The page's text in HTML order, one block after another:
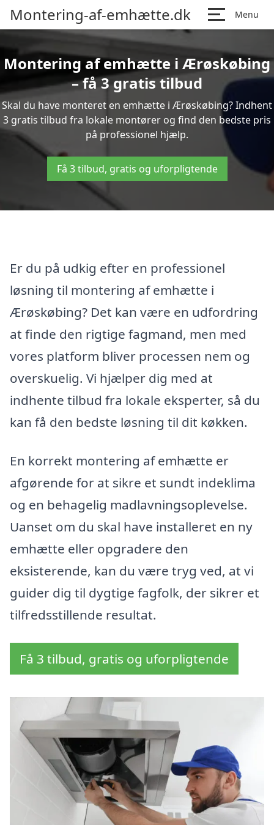
Montering-af-emhætte.dk Menu
Montering af emhætte i Ærøskøbing
– få 3 gratis tilbud
Skal du have monteret en emhætte i Ærøskøbing? Indhent
3 gratis tilbud fra lokale montører og find den bedste pris
på professionel hjælp.
Få 3 tilbud, gratis og uforpligtende
Er du på udkig efter en professionel
løsning til montering af emhætte i
Ærøskøbing? Det kan være en udfordring
at finde den rigtige fagmand, men med
vores platform bliver processen nem og
overskuelig. Vi hjælper dig med at
indhente tilbud fra lokale eksperter, så du
kan få den bedste løsning til dit køkken.
En korrekt montering af emhætte er
afgørende for at sikre et sundt indeklima
og en behagelig madlavningsoplevelse.
Uanset om du skal have installeret en ny
emhætte eller opgradere den
eksisterende, kan du være tryg ved, at vi
guider dig til dygtige fagfolk, der sikrer et
tilfredsstillende resultat.
Få 3 tilbud, gratis og uforpligtende